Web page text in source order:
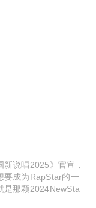
说唱2025》官宣，
要成为RapStar的一
是那颗2024NewSta